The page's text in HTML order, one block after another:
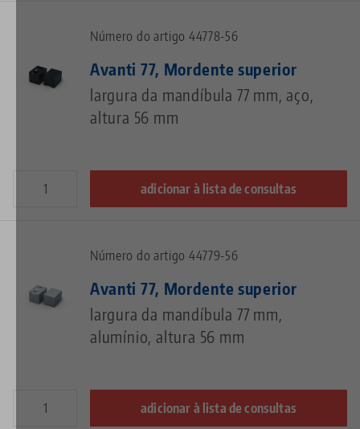
Número do artigo 44778-56
Avanti 77, Mordente superior
largura da mandíbula 77 mm, aço,
altura 56 mm
adicionar à lista de consultas
Número do artigo 44779-56
Avanti 77, Mordente superior
largura da mandíbula 77 mm,
alumínio, altura 56 mm
adicionar à lista de consultas